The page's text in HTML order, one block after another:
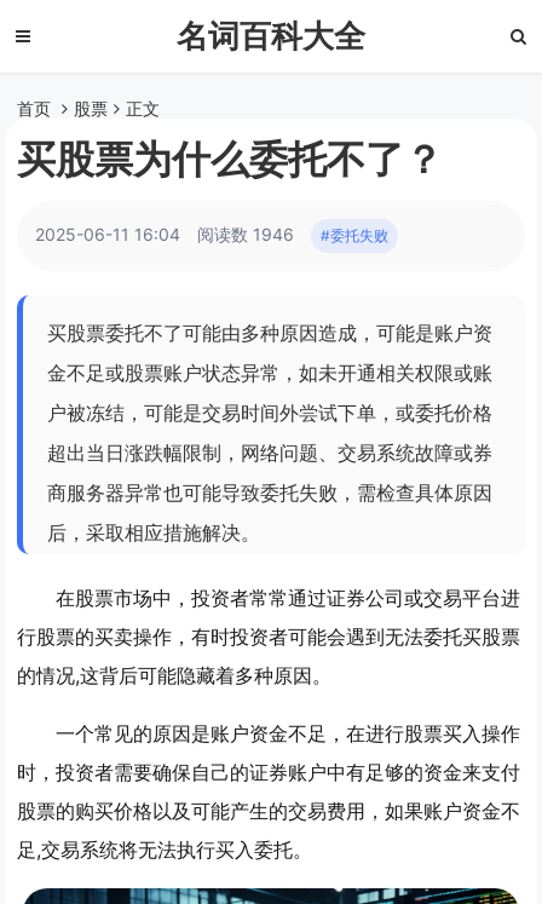
名词百科大全
首页 股票 正文
买股票为什么委托不了？
2025-06-11 16:04 阅读数 1946 #委托失败
买股票委托不了可能由多种原因造成，可能是账户资
金不足或股票账户状态异常，如未开通相关权限或账
户被冻结，可能是交易时间外尝试下单，或委托价格
超出当日涨跌幅限制，网络问题、交易系统故障或券
商服务器异常也可能导致委托失败，需检查具体原因
后，采取相应措施解决。
在股票市场中，投资者常常通过证券公司或交易平台进
行股票的买卖操作，有时投资者可能会遇到无法委托买股票
的情况,这背后可能隐藏着多种原因。
一个常见的原因是账户资金不足，在进行股票买入操作
时，投资者需要确保自己的证券账户中有足够的资金来支付
股票的购买价格以及可能产生的交易费用，如果账户资金不
足,交易系统将无法执行买入委托。